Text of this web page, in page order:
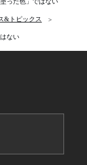
&トピックス
ない